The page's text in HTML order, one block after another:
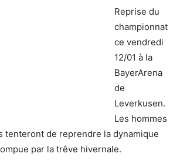
Reprise du
championnat
ce vendredi
12/01 à la
BayerArena
de
Leverkusen.
Les hommes
tenteront de reprendre la dynamique
par la trêve hivernale.